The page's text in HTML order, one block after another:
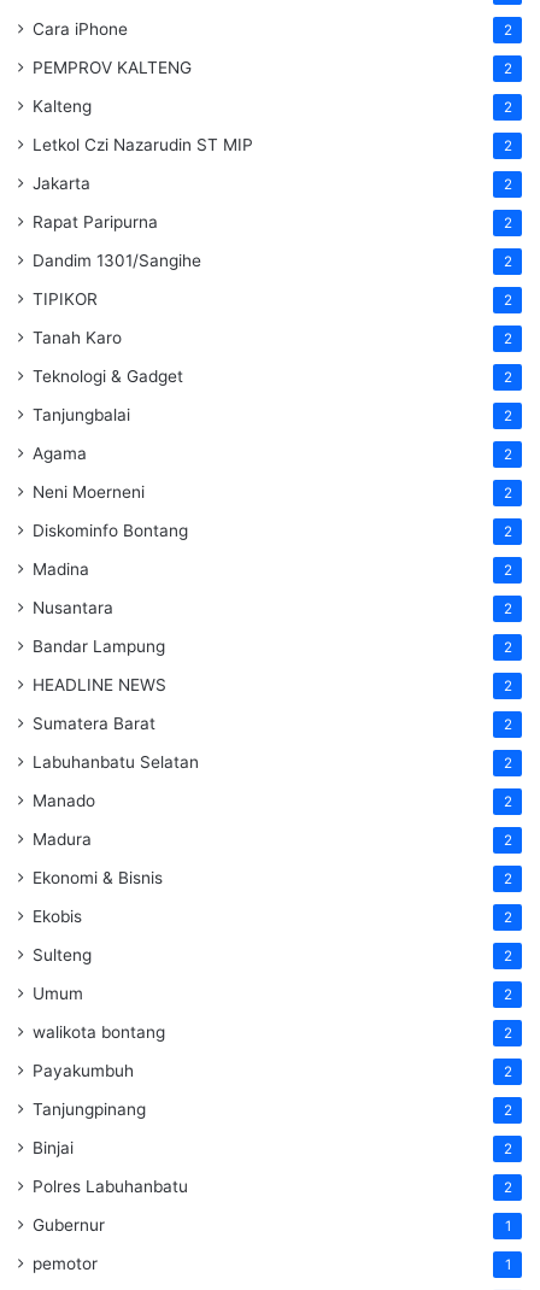
Cara iPhone 2
PEMPROV KALTENG 2
Kalteng 2
Letkol Czi Nazarudin ST MIP 2
Jakarta 2
Rapat Paripurna 2
Dandim 1301/Sangihe 2
TIPIKOR 2
Tanah Karo 2
Teknologi & Gadget 2
Tanjungbalai 2
Agama 2
Neni Moerneni 2
Diskominfo Bontang 2
Madina 2
Nusantara 2
Bandar Lampung 2
HEADLINE NEWS 2
Sumatera Barat 2
Labuhanbatu Selatan 2
Manado 2
Madura 2
Ekonomi & Bisnis 2
Ekobis 2
Sulteng 2
Umum 2
walikota bontang 2
Payakumbuh 2
Tanjungpinang 2
Binjai 2
Polres Labuhanbatu 2
Gubernur 1
pemotor 1